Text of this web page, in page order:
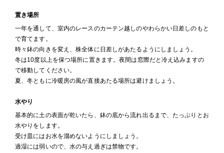
置き場所
一年を通して、室内のレースのカーテン越しのやわらかい日差しのもと
で育てます。
時々鉢の向きを変え、株全体に日差しがあたるようにしましょう。
冬は10度以上を保つ場所に置きます。夜間は窓際だと冷え込みますの
で移動してください。
夏、冬ともに冷暖房の風が直接あたる場所は避けましょう。
水やり
基本的に土の表面が乾いたら、鉢の底から流れ出るまで、たっぷりとお
水やりをします。
受け皿にはお水を溜めないようにしましょう。
過湿には弱いので、水の与え過ぎは禁物です。